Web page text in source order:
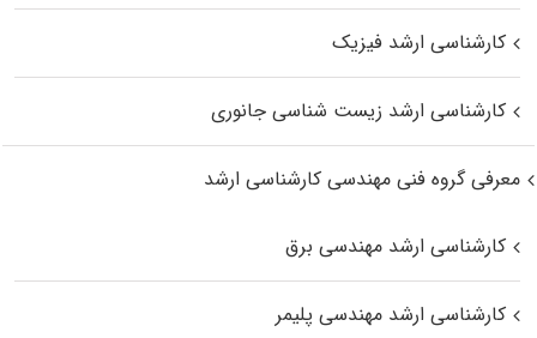
کارشناسی ارشد فیزیک
کارشناسی ارشد زیست‌ شناسی جانوری
معرفی گروه فنی مهندسی کارشناسی ارشد
کارشناسی ارشد مهندسی برق
کارشناسی ارشد مهندسی پلیمر